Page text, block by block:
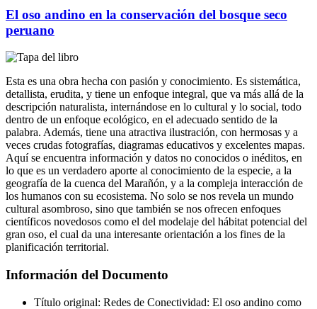
El oso andino en la conservación del bosque seco
peruano
Esta es una obra hecha con pasión y conocimiento. Es sistemática,
detallista, erudita, y tiene un enfoque integral, que va más allá de la
descripción naturalista, internándose en lo cultural y lo social, todo
dentro de un enfoque ecológico, en el adecuado sentido de la
palabra. Además, tiene una atractiva ilustración, con hermosas y a
veces crudas fotografías, diagramas educativos y excelentes mapas.
Aquí se encuentra información y datos no conocidos o inéditos, en
lo que es un verdadero aporte al conocimiento de la especie, a la
geografía de la cuenca del Marañón, y a la compleja interacción de
los humanos con su ecosistema. No solo se nos revela un mundo
cultural asombroso, sino que también se nos ofrecen enfoques
científicos novedosos como el del modelaje del hábitat potencial del
gran oso, el cual da una interesante orientación a los fines de la
planificación territorial.
Información del Documento
Título original: Redes de Conectividad: El oso andino como